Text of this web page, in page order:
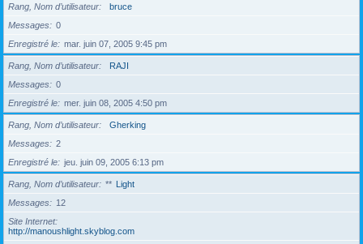
Rang, Nom d’utilisateur
bruce
Messages
0
Enregistré le
mar. juin 07, 2005 9:45 pm
Rang, Nom d’utilisateur
RAJI
Messages
0
Enregistré le
mer. juin 08, 2005 4:50 pm
Rang, Nom d’utilisateur
Gherking
Messages
2
Enregistré le
jeu. juin 09, 2005 6:13 pm
Rang, Nom d’utilisateur ** Light
Messages
12
Site Internet
http://manoushlight.skyblog.com